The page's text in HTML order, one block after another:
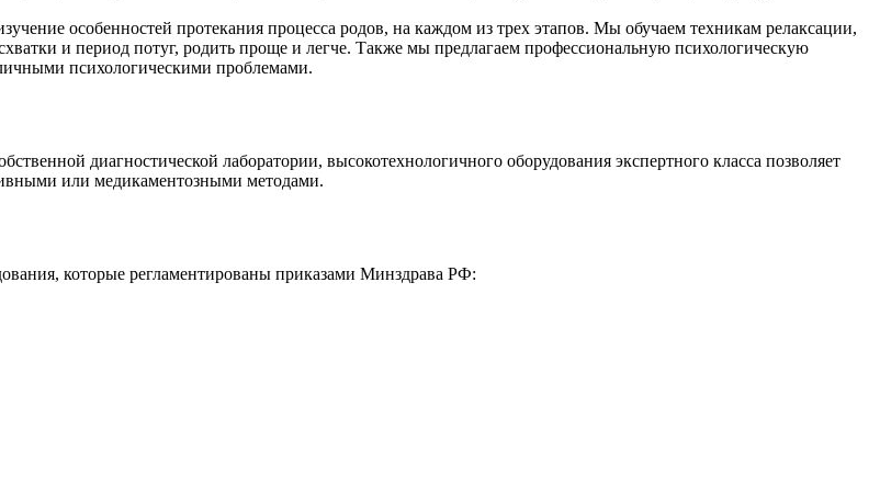
особенностей протекания процесса родов, на каждом из трех этапов. Мы обучаем техникам релаксации,
и период потуг, родить проще и легче. Также мы предлагаем профессиональную психологическую
психологическими проблемами.
диагностической лаборатории, высокотехнологичного оборудования экспертного класса позволяет
или медикаментозными методами.
которые регламентированы приказами Минздрава РФ: